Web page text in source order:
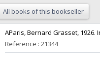
All books of this bookseller
‎AParis, Bernard Grasset, 1926.
Reference : 21344